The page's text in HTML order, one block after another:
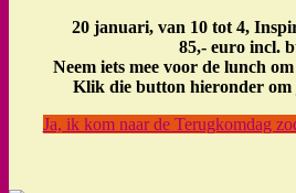
20 januari, van 10 tot 4,
85,- euro incl.
Neem iets mee voor de lunch
Klik die button hieronder om
Ja, ik kom naar de Terugkomdag